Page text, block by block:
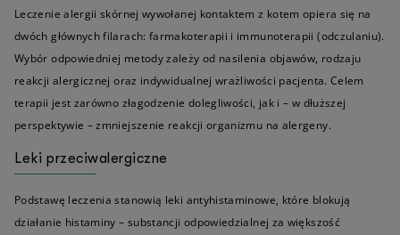
Leczenie alergii skórnej wywołanej kontaktem z kotem opiera się na
dwóch głównych filarach: farmakoterapii i immunoterapii (odczulaniu).
Wybór odpowiedniej metody zależy od nasilenia objawów, rodzaju
reakcji alergicznej oraz indywidualnej wrażliwości pacjenta. Celem
terapii jest zarówno złagodzenie dolegliwości, jak i – w dłuższej
perspektywie – zmniejszenie reakcji organizmu na alergeny.
Leki przeciwalergiczne
Podstawę leczenia stanowią leki antyhistaminowe, które blokują
działanie histaminy – substancji odpowiedzialnej za większość